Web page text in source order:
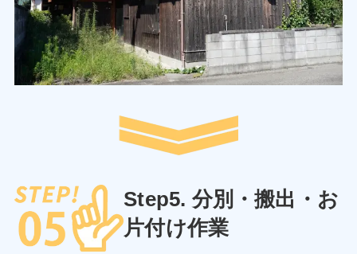
Step5. 分別・搬出・お
片付け作業